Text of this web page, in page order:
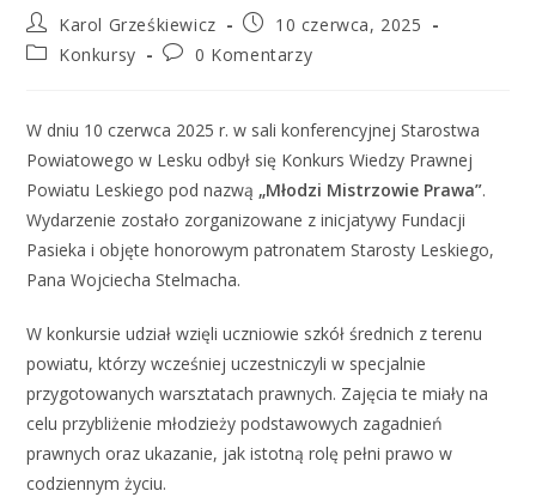
Karol Grześkiewicz
10 czerwca, 2025
Konkursy
0 Komentarzy
W dniu 10 czerwca 2025 r. w sali konferencyjnej Starostwa
Powiatowego w Lesku odbył się Konkurs Wiedzy Prawnej
Powiatu Leskiego pod nazwą „Młodzi Mistrzowie Prawa”.
Wydarzenie zostało zorganizowane z inicjatywy Fundacji
Pasieka i objęte honorowym patronatem Starosty Leskiego,
Pana Wojciecha Stelmacha.
W konkursie udział wzięli uczniowie szkół średnich z terenu
powiatu, którzy wcześniej uczestniczyli w specjalnie
przygotowanych warsztatach prawnych. Zajęcia te miały na
celu przybliżenie młodzieży podstawowych zagadnień
prawnych oraz ukazanie, jak istotną rolę pełni prawo w
codziennym życiu.